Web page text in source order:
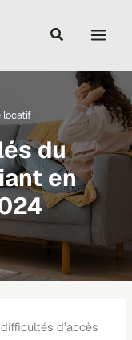
locatif
du
en
d’accès